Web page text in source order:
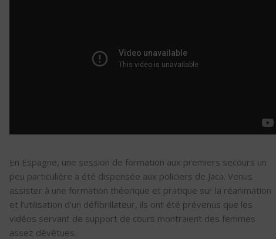
En Espagne, une session de formation aux premiers secours un
peu particulière a été dispensée aux policiers de Jaca. Venus
assister à une formation théorique et pratique sur la réanimation
et l’utilisation d’un défibrillateur, ils ont été prévenus que les
vidéos servant de support de cours montraient des femmes
assez dévêtues.